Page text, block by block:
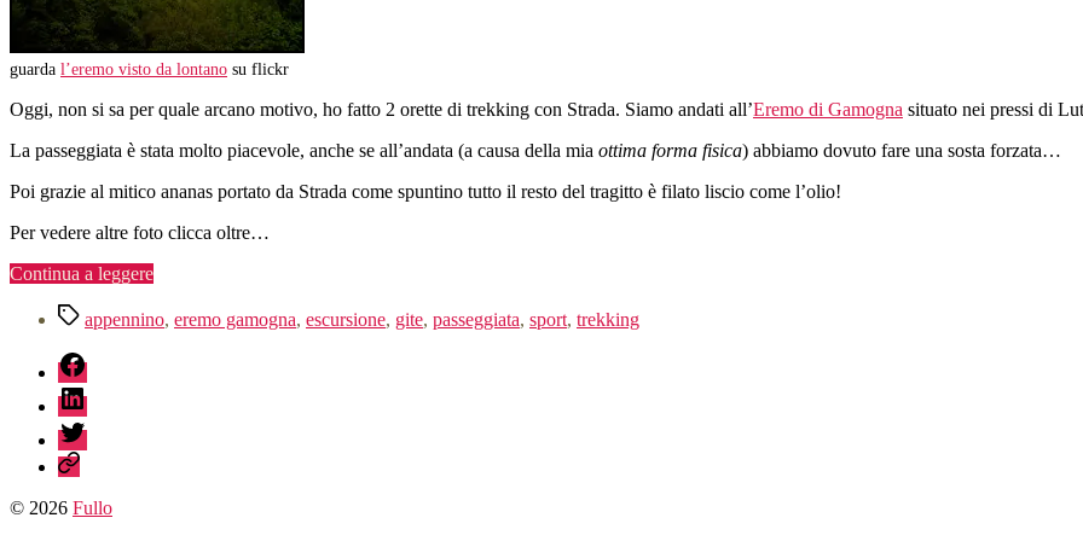
guarda l’eremo visto da lontano su flickr
Oggi, non si sa per quale arcano motivo, ho fatto 2 orette di trekking con Strada. Siamo andati all’Eremo di Gamogna situato nei pressi di
La passeggiata è stata molto piacevole, anche se all’andata (a causa della mia ottima forma fisica) abbiamo dovuto fare una sosta forzata…
Poi grazie al mitico ananas portato da Strada come spuntino tutto il resto del tragitto è filato liscio come l’olio!
Per vedere altre foto clicca oltre…
Continua a leggere“Gita
di
Tag appennino, eremo gamogna, escursione, gite, passeggiata, sport, trekking
fb
linkedin
twitter
sessionize
© 2026 Fullo